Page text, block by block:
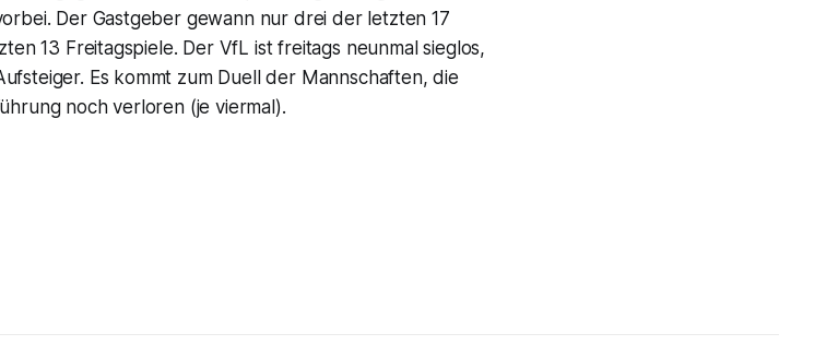
Der Gastgeber gewann nur drei der letzten 17
13 Freitagspiele. Der VfL ist freitags neunmal sieglos,
Es kommt zum Duell der Mannschaften, die
noch verloren (je viermal).